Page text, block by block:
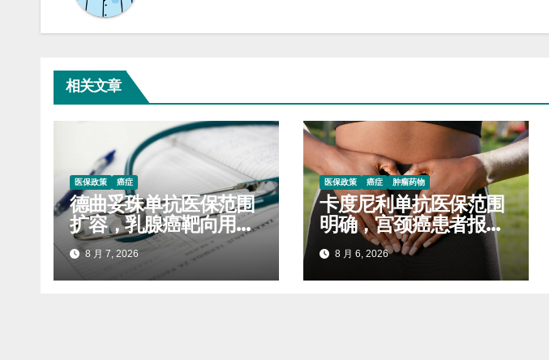
相关文章
医保政策 癌症
德曲妥珠单抗医保范围
扩容，乳腺癌靶向用药
迎来报销利好
8 月 7, 2026
医保政策 癌症 肿瘤药物
卡度尼利单抗医保范围
明确，宫颈癌患者报销
标准对照查看
8 月 6, 2026